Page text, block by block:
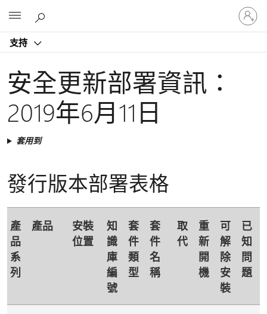
支持
登
入
您
安全更新部署資訊：
2019年6月11日
套用到
發行版本部署表格
產
品
系
列
產品
安裝
位置
知
識
庫
編
號
套
件
類
型
套
件
名
稱
取
代
重
新
開
機
可
解
除
安
裝
已
知
問
題